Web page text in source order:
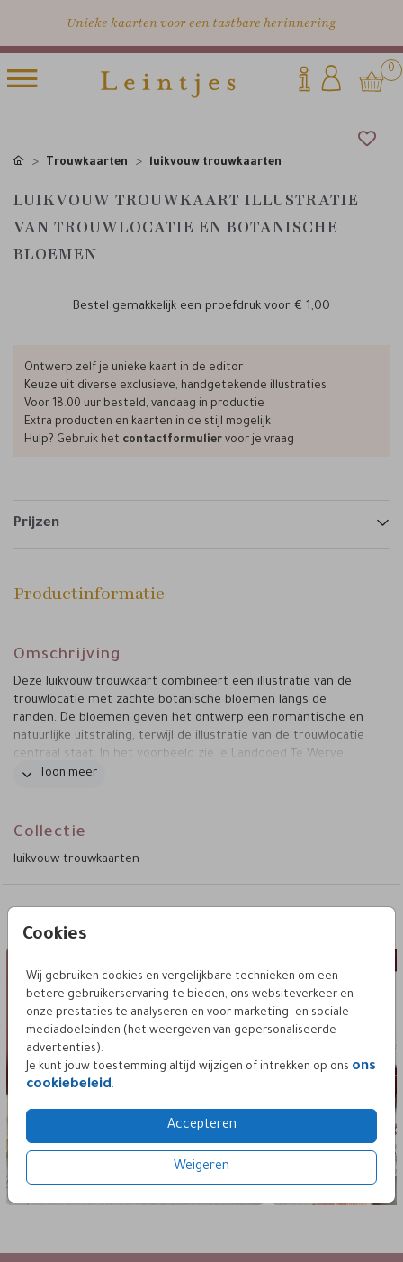
Unieke kaarten voor een tastbare herinnering
0
Cookies
Wij gebruiken cookies en vergelijkbare technieken om een
betere gebruikerservaring te bieden, ons websiteverkeer en
onze prestaties te analyseren en voor marketing- en sociale
mediadoeleinden (het weergeven van gepersonaliseerde
advertenties).
Je kunt jouw toestemming altijd wijzigen of intrekken op ons ons
cookiebeleid.
Accepteren
Weigeren
Trouwkaarten luikvouw trouwkaarten
LUIKVOUW TROUWKAART ILLUSTRATIE
VAN TROUWLOCATIE EN BOTANISCHE
BLOEMEN
Bestel gemakkelijk een proefdruk voor € 1,00
Ontwerp zelf je unieke kaart in de editor
Keuze uit diverse exclusieve, handgetekende illustraties
Voor 18.00 uur besteld, vandaag in productie
Extra producten en kaarten in de stijl mogelijk
Hulp? Gebruik het contactformulier voor je vraag
Prijzen
Productinformatie
Omschrijving
Deze luikvouw trouwkaart combineert een illustratie van de
trouwlocatie met zachte botanische bloemen langs de
randen. De bloemen geven het ontwerp een romantische en
natuurlijke uitstraling, terwijl de illustratie van de trouwlocatie
centraal staat. In het voorbeeld zie je Landgoed Te Werve,
maar deze locatie is in de editor eenvoudig te vervangen.
uitnodigingstekst. Daaronder komt de illustratie van de
bieden ruimte voor aanvullende informatie zoals het
teksten, volgorde en details eenvoudig aan en kiest zelf de
trouwlocatie die op de kaart wordt weergegeven. De
combinatie van botanische bloemen en een locatie-illustratie
vormt het uitgangspunt van dit ontwerp.
Toon meer
Collectie
luikvouw trouwkaarten
Deze vind je misschien ook leuk
trouwkaart luikvouw staand